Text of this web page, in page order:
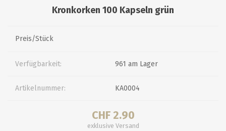
Kronkorken 100 Kapseln grün
Preis/Stück
Verfügbarkeit: 961 am Lager
Artikelnummer: KA0004
CHF 2.90
exklusive Versand